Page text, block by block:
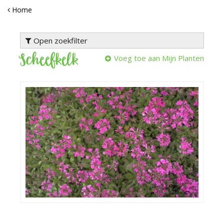
Home
Open zoekfilter
Scheefkelk Voeg toe aan Mijn Planten